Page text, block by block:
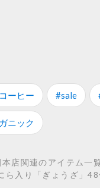
ーヒー #sale
ニック
店関連のアイテム一
入り「ぎょうざ」